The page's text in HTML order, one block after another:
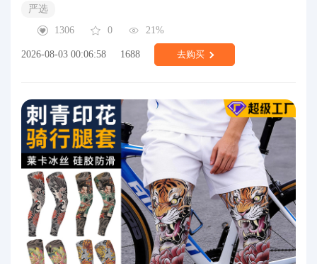
严选
1306
0 21%
2026-08-03 00:06:58 1688 去购买